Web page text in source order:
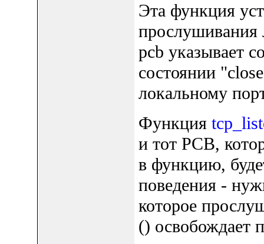
Эта функция
прослушивания
pcb указывает
состоянии
локальному
Функция
и тот PCB,
в функцию,
поведения -
которое
() освобождает